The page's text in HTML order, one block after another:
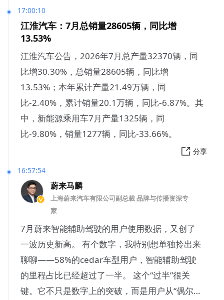
17:00:10
江淮汽车：7月总销量28605辆，同比增
13.53%
江淮汽车公告，2026年7月总产量32370辆，同
比增30.30%，总销量28605辆，同比增
13.53%；本年累计产量21.49万辆，同
比-2.40%，累计销量20.1万辆，同比-6.87%。其
中，新能源乘用车7月产量1325辆，同
比-9.80%，销量1277辆，同比-33.66%。
分享
16:57:54
蔚来马麟
上海蔚来汽车有限公司副总裁 品牌与传播资深专
家
7月蔚来智能辅助驾驶的用户使用数据，又创了
一波历史新高。 有个数字，我特别想单独拎出来
聊聊——58%的cedar车型用户，智能辅助驾驶
的里程占比已经超过了一半。 这个“过半”很关
键。它不只是数字上的突破，而是用户从“偶尔